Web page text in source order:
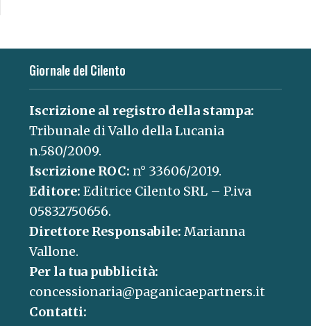
Giornale del Cilento
Iscrizione al registro della stampa:
Tribunale di Vallo della Lucania
n.580/2009.
Iscrizione ROC: n° 33606/2019.
Editore: Editrice Cilento SRL – P.iva
05832750656.
Direttore Responsabile: Marianna
Vallone.
Per la tua pubblicità:
concessionaria@paganicaepartners.it
Contatti: